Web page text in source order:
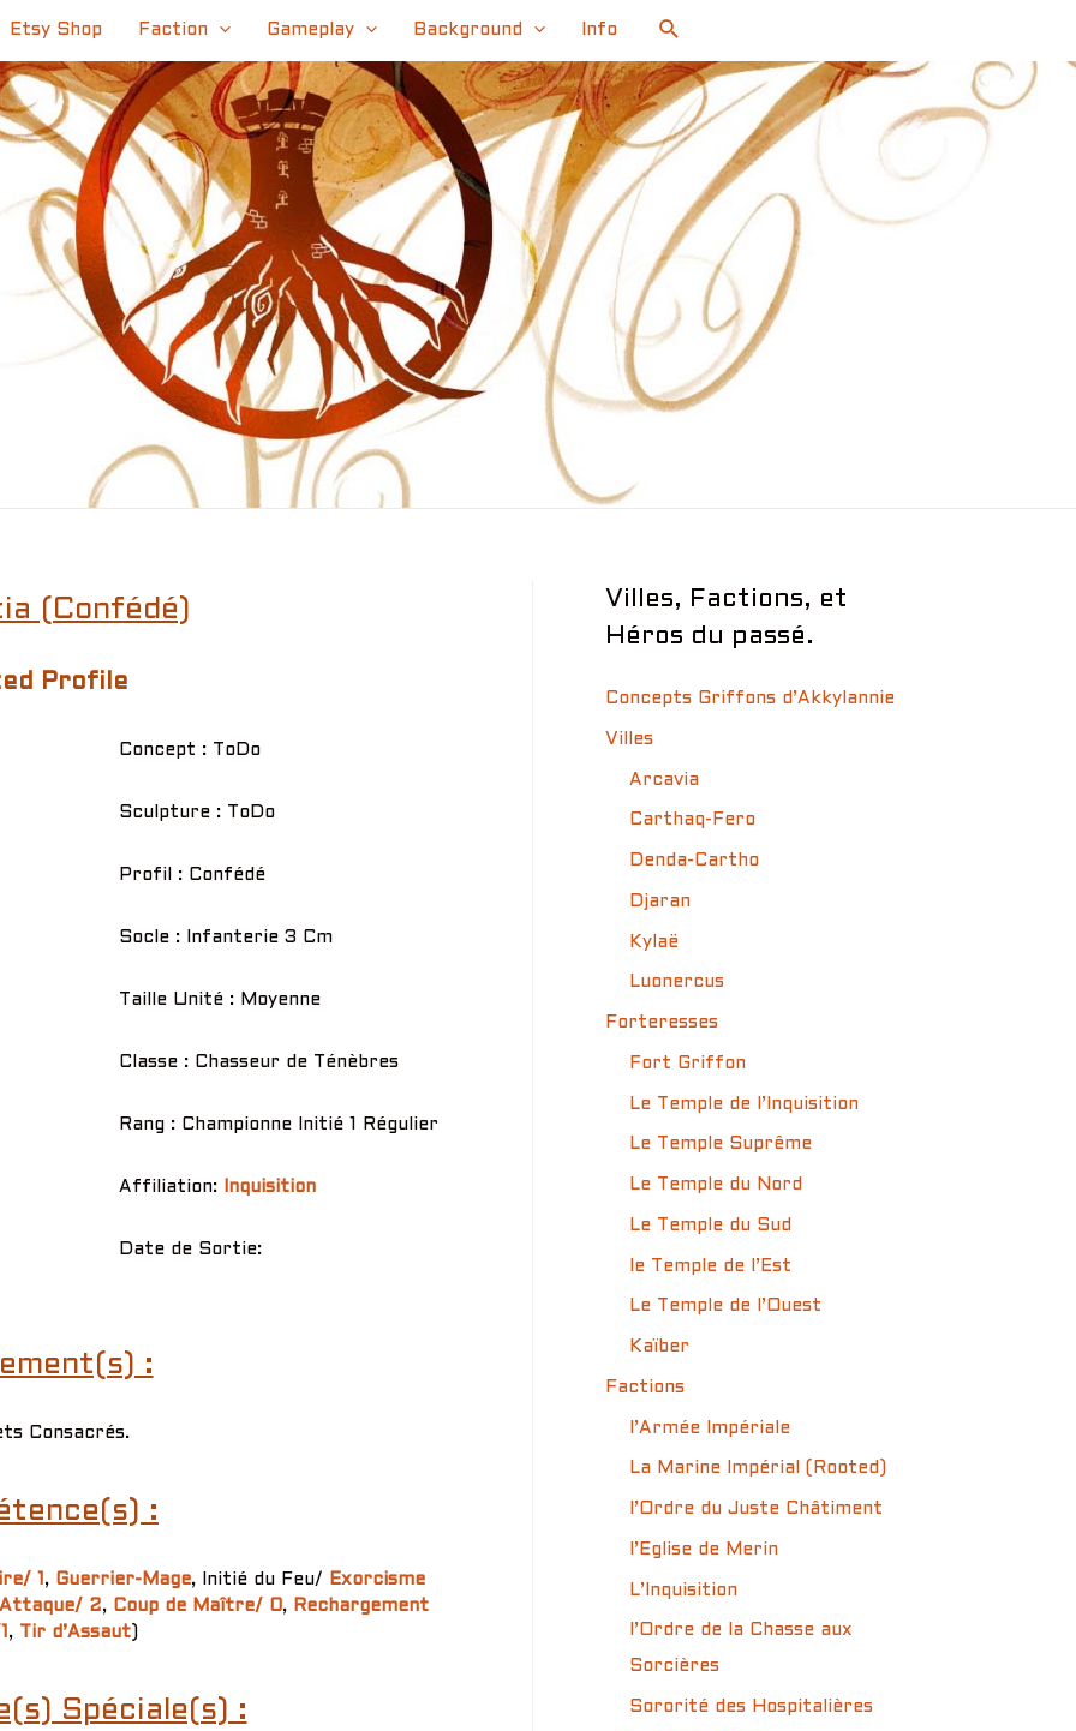
Etsy Shop Faction Gameplay Background Info Search
(Confédé)
Profile
Concept : ToDo
Sculpture : ToDo
Profil : Confédé
Socle : Infanterie 3 Cm
Taille Unité : Moyenne
Classe : Chasseur de Ténèbres
Rang : Championne Initié 1 Régulier
Affiliation: Inquisition
Date de Sortie:
:
Consacrés.
:
1 , Guerrier-Mage, Initié du Feu/
Exorcisme
2, Coup de Maître/ 0, Rechargement
, Tir d’Assaut)
Spéciale(s) :
Villes, Factions, et
Héros du passé.
Concepts Griffons d’Akkylannie
Villes
Arcavia
Carthaq-Fero
Denda-Cartho
Djaran
Kylaë
Luonercus
Forteresses
Fort Griffon
Le Temple de l’Inquisition
Le Temple Suprême
Le Temple du Nord
Le Temple du Sud
le Temple de l’Est
Le Temple de l’Ouest
Kaïber
Factions
l’Armée Impériale
La Marine Impérial (Rooted)
l’Ordre du Juste Châtiment
l’Eglise de Merin
L’Inquisition
l’Ordre de la Chasse aux
Sorcières
Sororité des Hospitalières